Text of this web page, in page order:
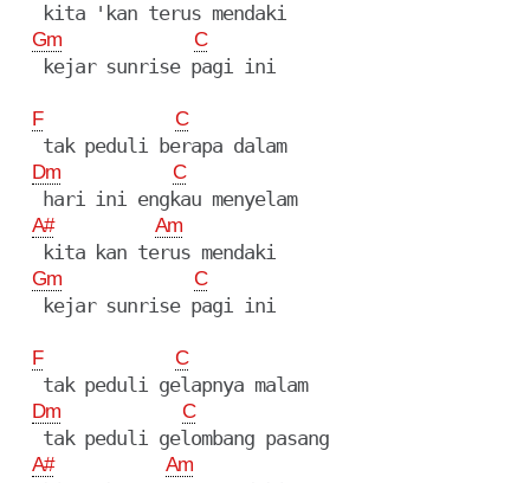
   kita 'kan terus mendaki
Gm C
   kejar sunrise pagi ini
F C
   tak peduli berapa dalam
Dm C
   hari ini engkau menyelam
A# Am
   kita kan terus mendaki
Gm C
   kejar sunrise pagi ini
F C
   tak peduli gelapnya malam
Dm C
   tak peduli gelombang pasang
A# Am